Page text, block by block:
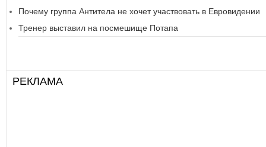
Почему группа Антитела не хочет участвовать в Евровидении
Тренер выставил на посмешище Потапа
РЕКЛАМА